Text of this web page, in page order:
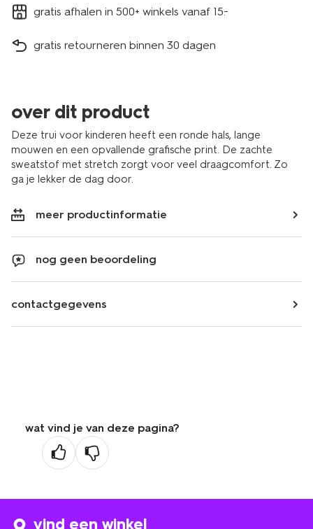
gratis afhalen in 500+ winkels vanaf 15.-
gratis retourneren binnen 30 dagen
over dit product
Deze trui voor kinderen heeft een ronde hals, lange
mouwen en een opvallende grafische print. De zachte
sweatstof met stretch zorgt voor veel draagcomfort. Zo
ga je lekker de dag door.
meer productinformatie
nog geen beoordeling
contactgegevens
wat vind je van deze pagina?
vind een winkel